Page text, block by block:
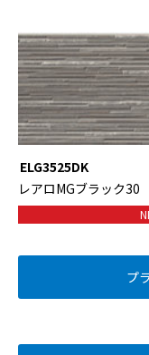
ELG3525DK
レアロMGブラック30
プ